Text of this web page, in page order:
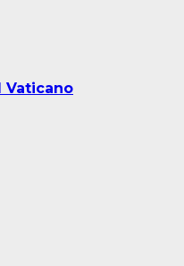
Vaticano